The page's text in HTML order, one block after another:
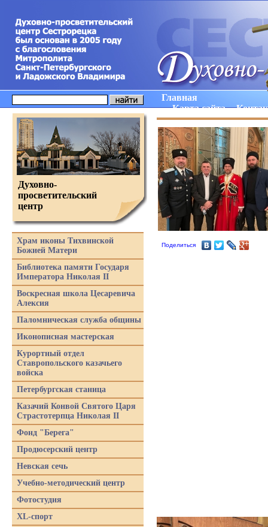
Главная
Карта сайта
Поделиться
Духовно-
просветительский
центр
Храм иконы Тихвинской
Божией Матери
Библиотека памяти Государя
Императора Николая II
Воскресная школа Цесаревича
Алексия
Паломническая служба общины
Иконописная мастерская
Курортный отдел
Ставропольского казачьего
войска
Петербургская станица
Казачий Конвой Святого Царя
Страстотерпца Николая II
Фонд "Берега"
Продюсерский центр
Невская сечь
Учебно-методический центр
Фотостудия
XL-спорт